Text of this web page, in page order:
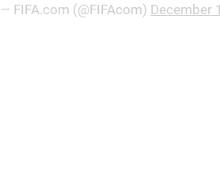
— FIFA.com (@FIFAcom) December